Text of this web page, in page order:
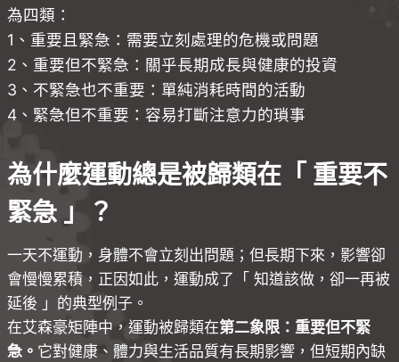
為四類：
1、重要且緊急：需要立刻處理的危機或問題
2、重要但不緊急：關乎長期成長與健康的投資
3、不緊急也不重要：單純消耗時間的活動
4、緊急但不重要：容易打斷注意力的瑣事
為什麼運動總是被歸類在「 重要不
緊急 」？
一天不運動，身體不會立刻出問題；但長期下來，影響卻
會慢慢累積，正因如此，運動成了「 知道該做，卻一再被
延後 」的典型例子。
在艾森豪矩陣中，運動被歸類在第二象限：重要但不緊
急。 它對健康、體力與生活品質有長期影響，但短期內缺